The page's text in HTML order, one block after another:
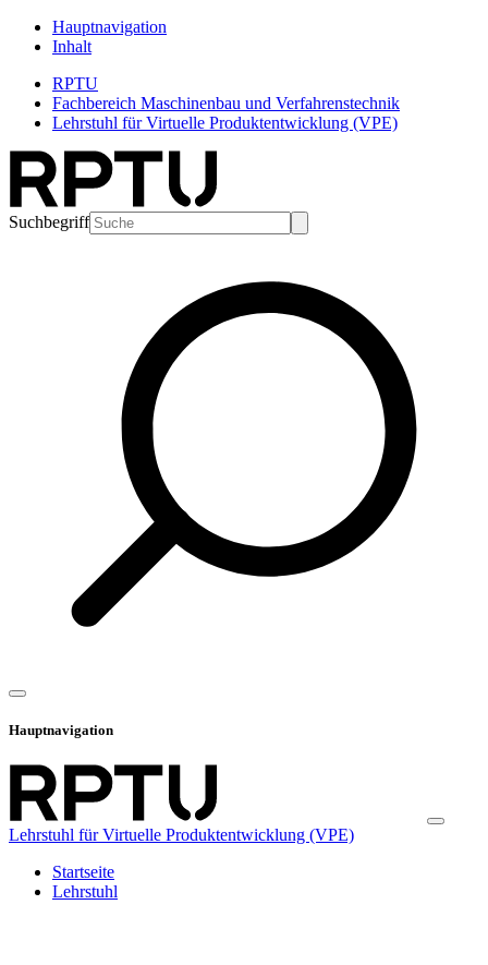
Hauptnavigation
Inhalt
RPTU
Fachbereich Maschinenbau und Verfahrenstechnik
Lehrstuhl für Virtuelle Produktentwicklung (VPE)
Suchbegriff
Hauptnavigation
Lehrstuhl für Virtuelle Produktentwicklung (VPE)
Startseite
Lehrstuhl